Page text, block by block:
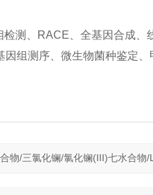
测、RACE、全基因合成
组测序、微生物菌种鉴定、